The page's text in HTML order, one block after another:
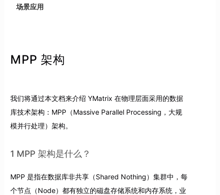
场景应用
MPP 架构
我们将通过本文档来介绍 YMatrix 在物理层面采用的数据
库技术架构：MPP（Massive Parallel Processing，大规
模并行处理）架构。
1 MPP 架构是什么？
MPP 是指在数据库非共享（Shared Nothing）集群中，每
个节点（Node）都有独立的磁盘存储系统和内存系统，业